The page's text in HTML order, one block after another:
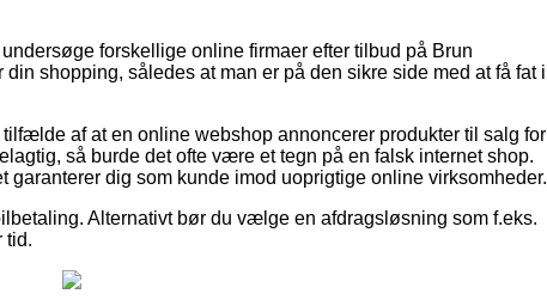
forskellige online firmaer efter tilbud på Brun
shopping, således at man er på den sikre side med at få fat i
af at en online webshop annoncerer produkter til salg for
så burde det ofte være et tegn på en falsk internet shop.
dig som kunde imod uoprigtige online virksomheder.
Alternativt bør du vælge en afdragsløsning som f.eks.
tid.